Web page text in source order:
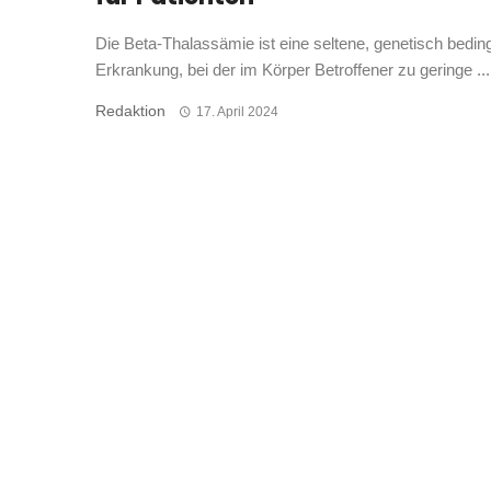
Die Beta-Thalassämie ist eine seltene, genetisch
Erkrankung, bei der im Körper Betroffener zu geringe ...
Redaktion 17. April 2024